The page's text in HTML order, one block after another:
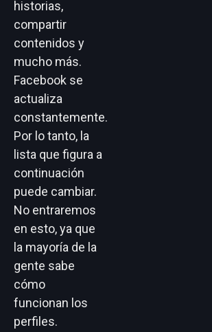
conectarse
virtualmente
con amigos y
familiares.
Además, los
usuarios
también pueden
conectar con
marcas y recibir
anuncios de
áreas de su
interés.
También se
pueden añadir
fotos/vídeos,
historias,
compartir
contenidos y